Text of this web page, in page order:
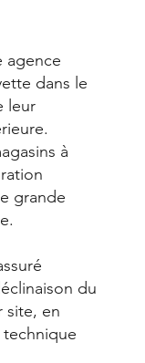
agence
dans le
leur
à
grande
du
site, en